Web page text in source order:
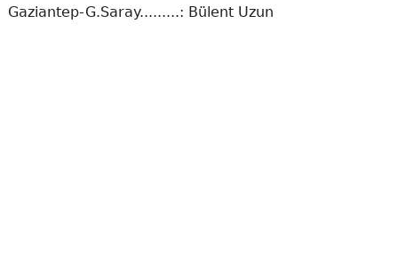
Gaziantep-G.Saray.........: Bülent Uzun